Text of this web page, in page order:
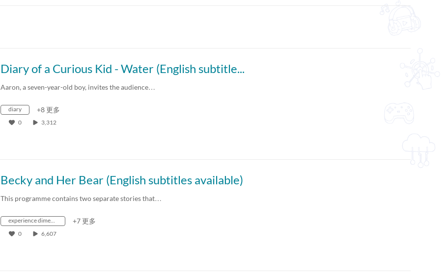
Diary of a Curious Kid - Water (English subtitles available)
Aaron, a seven-year-old boy, invites the audience…
diary +8 更多
0 3,312
Becky and Her Bear (English subtitles available)
This programme contains two separate stories that…
experience dimension +7 更多
0 6,607